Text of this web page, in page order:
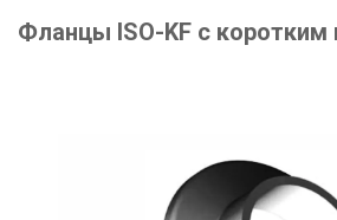
Фланцы ISO-KF с коротким